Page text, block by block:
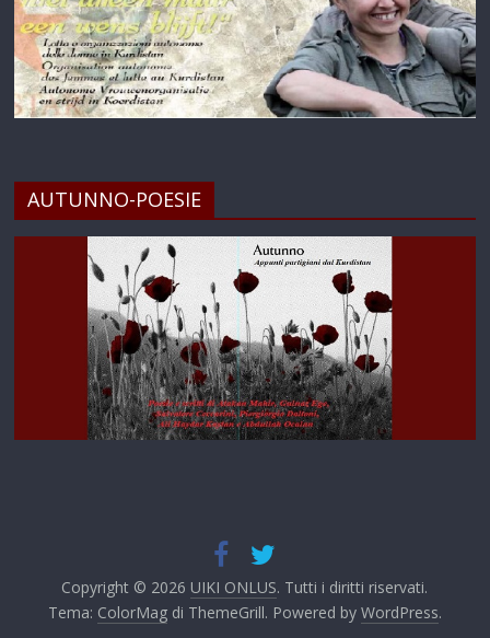
AUTUNNO-POESIE
Copyright © 2026 UIKI ONLUS. Tutti i diritti riservati.
Tema: ColorMagdi ThemeGrill. Powered by WordPress.